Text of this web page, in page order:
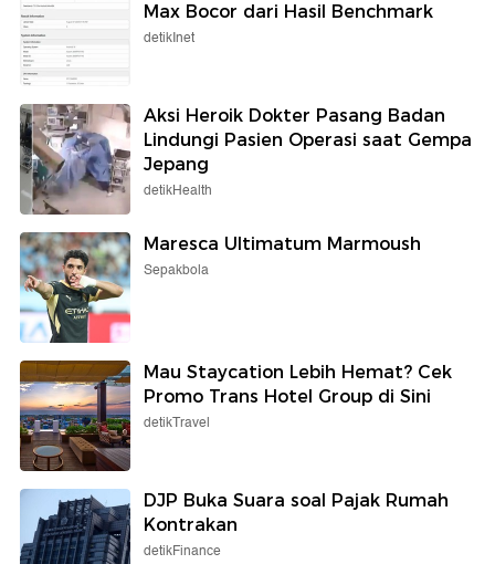
Max Bocor dari Hasil Benchmark
detikInet
Aksi Heroik Dokter Pasang Badan
Lindungi Pasien Operasi saat Gempa
Jepang
detikHealth
Maresca Ultimatum Marmoush
Sepakbola
Mau Staycation Lebih Hemat? Cek
Promo Trans Hotel Group di Sini
detikTravel
DJP Buka Suara soal Pajak Rumah
Kontrakan
detikFinance